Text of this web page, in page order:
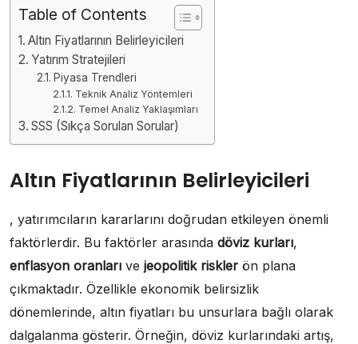
Table of Contents
Altın Fiyatlarının Belirleyicileri
Yatırım Stratejileri
Piyasa Trendleri
Teknik Analiz Yöntemleri
Temel Analiz Yaklaşımları
SSS (Sıkça Sorulan Sorular)
Altın Fiyatlarının Belirleyicileri
, yatırımcıların kararlarını doğrudan etkileyen önemli
faktörlerdir. Bu faktörler arasında döviz kurları,
enflasyon oranları ve jeopolitik riskler ön plana
çıkmaktadır. Özellikle ekonomik belirsizlik
dönemlerinde, altın fiyatları bu unsurlara bağlı olarak
dalgalanma gösterir. Örneğin, döviz kurlarındaki artış,